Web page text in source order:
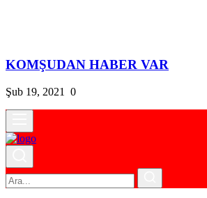
KOMŞUDAN HABER VAR
Şub 19, 2021 0